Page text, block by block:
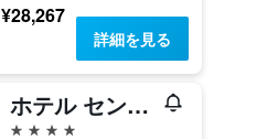
¥28,267
詳細を見る
ホテル セントラル
4つ星